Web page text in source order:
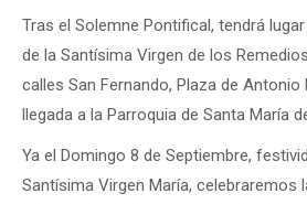
Tras el Solemne Pontifical, tendrá
de la Santísima Virgen de los
calles San Fernando, Plaza de Antonio
llegada a la Parroquia de Santa María
Ya el Domingo 8 de Septiembre,
Santísima Virgen María, celebraremos